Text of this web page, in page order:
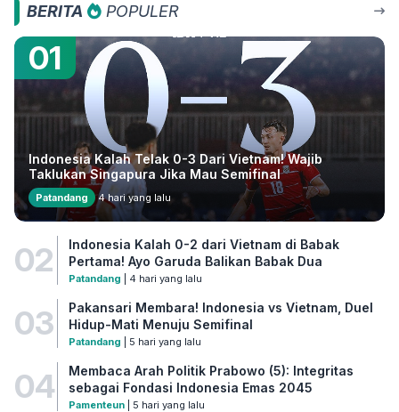
BERITA POPULER
01
Indonesia Kalah Telak 0-3 Dari Vietnam! Wajib
Taklukan Singapura Jika Mau Semifinal
Patandang 4 hari yang lalu
02
Indonesia Kalah 0-2 dari Vietnam di Babak
Pertama! Ayo Garuda Balikan Babak Dua
Patandang | 4 hari yang lalu
03
Pakansari Membara! Indonesia vs Vietnam, Duel
Hidup-Mati Menuju Semifinal
Patandang | 5 hari yang lalu
04
Membaca Arah Politik Prabowo (5): Integritas
sebagai Fondasi Indonesia Emas 2045
Pamenteun| 5 hari yang lalu